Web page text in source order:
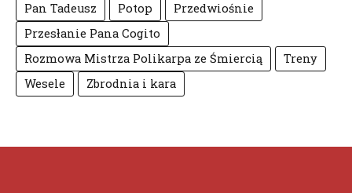
Pan Tadeusz
Potop
Przedwiośnie
Przesłanie Pana Cogito
Rozmowa Mistrza Polikarpa ze Śmiercią
Treny
Wesele
Zbrodnia i kara